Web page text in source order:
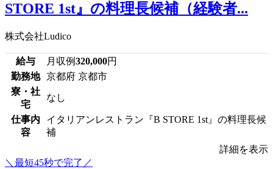
STORE 1st』の料理長候補（経験者...
株式会社Ludico
給与 月収例320,000円
勤務地
京都府 京都市
寮・社
宅
なし
仕事内
容
イタリアンレストラン『B STORE 1st』の料理長候
補
詳細を表示
＼最短45秒で完了／